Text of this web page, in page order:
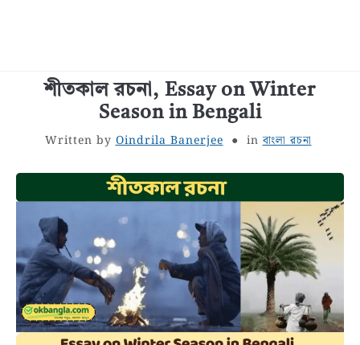
বাংলা জীবনী
শরীর স্বাস্থ্য
সাধারণ জ্ঞান
বাংলা রচনা
রূপচর্চা
শীতকাল রচনা, Essay on Winter
Season in Bengali
Written byOindrila Banerjee inবাংলা রচনা